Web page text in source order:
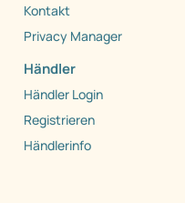
Kontakt
Privacy Manager
Händler
Händler Login
Registrieren
Händlerinfo